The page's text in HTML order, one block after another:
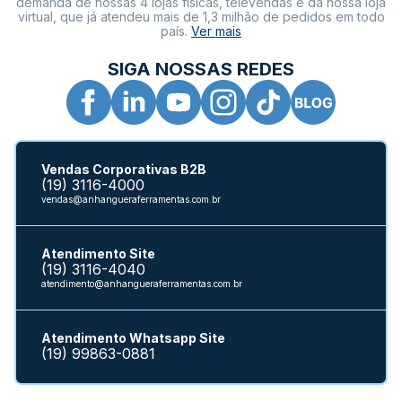
virtual, que já atendeu mais de 1,3 milhão de pedidos em todo
país. Ver mais
SIGA NOSSAS REDES
Vendas Corporativas B2B
(19) 3116-4000
vendas@anhangueraferramentas.com.br
Atendimento Site
(19) 3116-4040
atendimento@anhangueraferramentas.com.br
Atendimento Whatsapp Site
(19) 99863-0881